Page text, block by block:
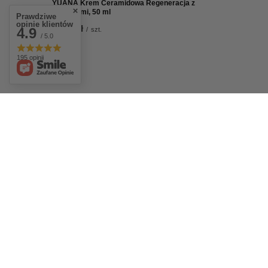
YUANA Krem Ceramidowa Regeneracja z
Peptydami, 50 ml
78,00 zł / szt.
Prawdziwe
opinie klientów
4.9 / 5.0
195 opinii